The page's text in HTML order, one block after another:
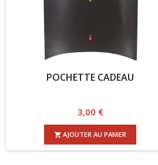
POCHETTE CADEAU
AJOUTER AU PANIER